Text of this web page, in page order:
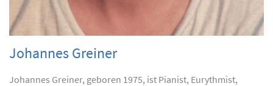
Johannes Greiner
Johannes Greiner, geboren 1975, ist Pianist, Eurythmist,